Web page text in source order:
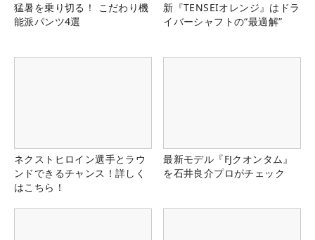
猛暑を乗り切る！ こだわり機
能派パンツ4選
新『TENSEIオレンジ』はドラ
イバーシャフトの“最適解”
ネクストヒロイン選手とラウ
ンドできるチャンス！詳しく
はこちら！
最新モデル『FJクオンタム』
を石井良介プロがチェック